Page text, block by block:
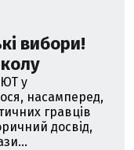
вибори!
у
насамперед,
гравців
досвід,